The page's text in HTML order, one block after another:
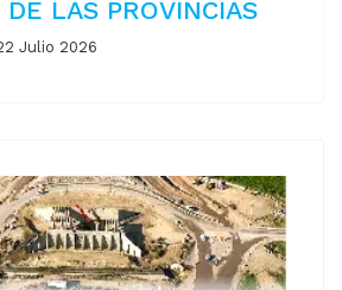
DE LAS PROVINCIAS
Julio 2026